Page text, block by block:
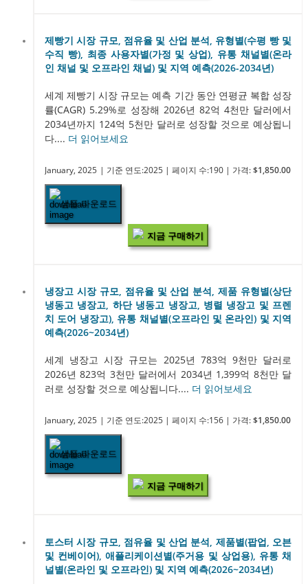
제빵기 시장 규모, 점유율 및 산업 분석, 유형별(수평 빵 및
수직 빵), 최종 사용자별(가정 및 상업), 유통 채널별(온라
인 채널 및 오프라인 채널) 및 지역 예측(2026-2034년)
세계 제빵기 시장 규모는 예측 기간 동안 연평균 복합 성장
률(CAGR) 5.29%로 성장해 2026년 82억 4천만 달러에서
2034년까지 124억 5천만 달러로 성장할 것으로 예상됩니
다.... 더 읽어보세요
January, 2025 | 기준 연도:2025 | 페이지 수:190 | 가격: $1,850.00
샘플 다운로드
지금 구매하기
냉장고 시장 규모, 점유율 및 산업 분석, 제품 유형별(상단
냉동고 냉장고, 하단 냉동고 냉장고, 병렬 냉장고 및 프렌
치 도어 냉장고), 유통 채널별(오프라인 및 온라인) 및 지역
예측(2026~2034년)
세계 냉장고 시장 규모는 2025년 783억 9천만 달러로
2026년 823억 3천만 달러에서 2034년 1,399억 8천만 달
러로 성장할 것으로 예상됩니다.... 더 읽어보세요
January, 2025 | 기준 연도:2025 | 페이지 수:156 | 가격: $1,850.00
샘플 다운로드
지금 구매하기
토스터 시장 규모, 점유율 및 산업 분석, 제품별(팝업, 오븐
및 컨베이어), 애플리케이션별(주거용 및 상업용), 유통 채
널별(온라인 및 오프라인) 및 지역 예측(2026~2034년)